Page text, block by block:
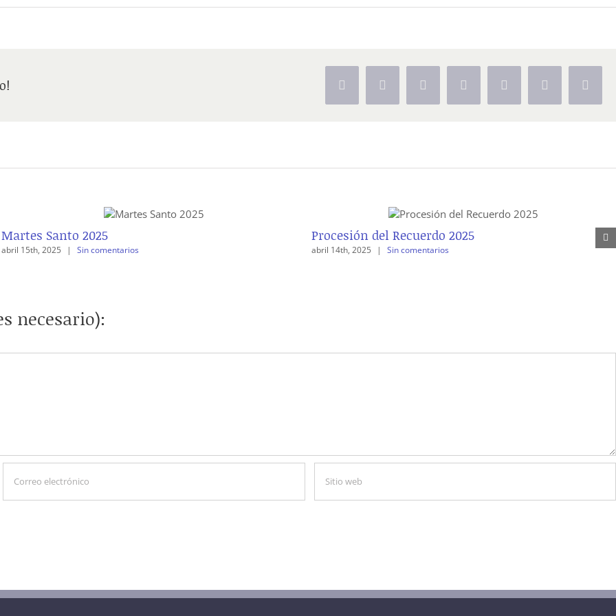
Facebook
X Reddit LinkedInTumblr PinterestVk
Martes Santo 2025
abril 15th, 2025 | Sin comentarios
Procesión del Recuerdo 2025
abril 14th, 2025 | Sin comentarios
necesario):